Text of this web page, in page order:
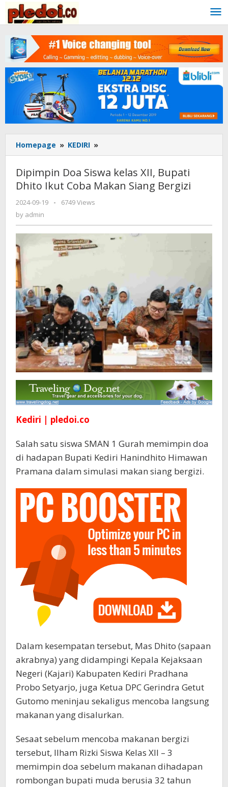
content
Homepage » KEDIRI »
Doa
Siswa
kelas
XII,
Makan
Dipimpin Doa Siswa kelas XII, Bupati
Dhito Ikut Coba Makan Siang Bergizi
2024-09-19
by
-
6749 Views
by admin
Kediri | pledoi.co
Salah satu siswa SMAN 1 Gurah memimpin doa
di hadapan Bupati Kediri Hanindhito Himawan
Pramana dalam simulasi makan siang bergizi.
Dalam kesempatan tersebut, Mas Dhito (sapaan
akrabnya) yang didampingi Kepala Kejaksaan
Negeri (Kajari) Kabupaten Kediri Pradhana
Probo Setyarjo, juga Ketua DPC Gerindra Getut
Gutomo meninjau sekaligus mencoba langsung
makanan yang disalurkan.
Sesaat sebelum mencoba makanan bergizi
tersebut, Ilham Rizki Siswa Kelas XII – 3
memimpin doa sebelum makanan dihadapan
rombongan bupati muda berusia 32 tahun